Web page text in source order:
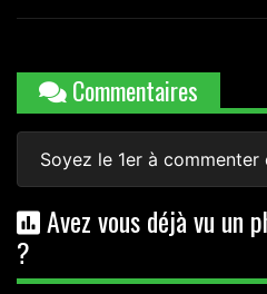
Commentaires
Soyez le 1er à
Avez vous déjà vu un
?